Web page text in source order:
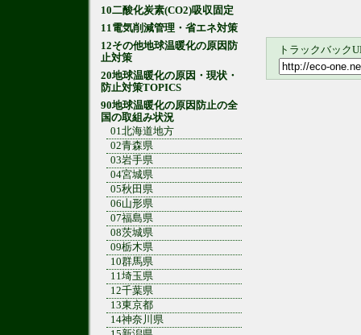
トラックバック
10二酸化炭素(CO2)吸収固定
11電気削減管理・省エネ対策
12その他地球温暖化の原因防
止対策
20地球温暖化の原因・現状・
防止対策TOPICS
90地球温暖化の原因防止の全
国の取組み状況
01北海道地方
02青森県
03岩手県
04宮城県
05秋田県
06山形県
07福島県
08茨城県
09栃木県
10群馬県
11埼玉県
12千葉県
13東京都
14神奈川県